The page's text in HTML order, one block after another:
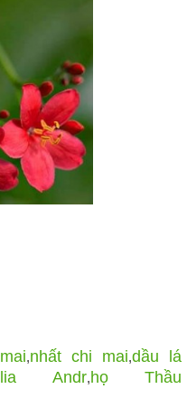
,nhất chi mai,dầu lá
Andr,họ Thầu